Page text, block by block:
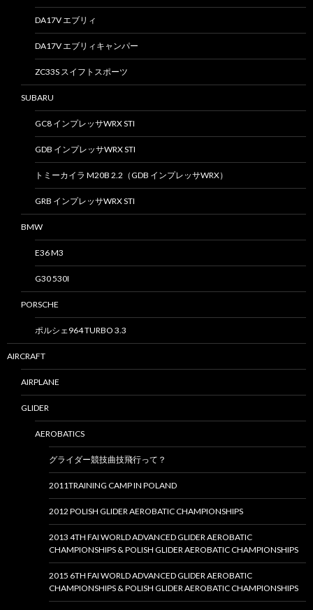
DA17V エブリィ
DA17V エブリィキャンパー
ZC33S スイフトスポーツ
SUBARU
GC8 インプレッサWRX STI
GDB インプレッサWRX STI
トミーカイラ M20B 2.2（GDB インプレッサWRX）
GRB インプレッサWRX STI
BMW
E36 M3
G30 530I
PORSCHE
ポルシェ964 TURBO 3.3
AIRCRAFT
AIRPLANE
GLIDER
AEROBATICS
グライダー競技曲技飛行って？
2011TRAINING CAMP IN POLAND
2012 POLISH GLIDER AEROBATIC CHAMPIONSHIPS
2013 4TH FAI WORLD ADVANCED GLIDER AEROBATIC
CHAMPIONSHIPS & POLISH GLIDER AEROBATIC CHAMPIONSHIPS
2015 6TH FAI WORLD ADVANCED GLIDER AEROBATIC
CHAMPIONSHIPS & POLISH GLIDER AEROBATIC CHAMPIONSHIPS